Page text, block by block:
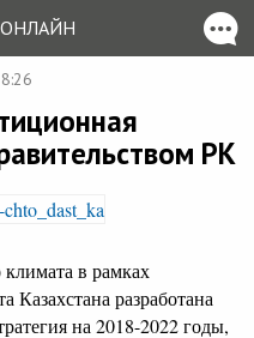
РК
в рамках
Казахстана разработана
на 2018-2022 годы,